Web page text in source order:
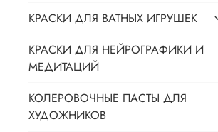
КРАСКИ ДЛЯ ВАТНЫХ ИГРУШЕК
КРАСКИ ДЛЯ НЕЙРОГРАФИКИ И
МЕДИТАЦИЙ
КОЛЕРОВОЧНЫЕ ПАСТЫ ДЛЯ
ХУДОЖНИКОВ